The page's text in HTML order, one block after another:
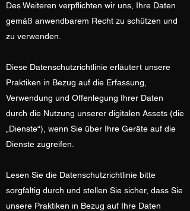
Des Weiteren verpflichten wir uns, Ihre Daten
gemäß anwendbarem Recht zu schützen und
zu verwenden.
Diese Datenschutzrichtlinie erläutert unsere
Praktiken in Bezug auf die Erfassung,
Verwendung und Offenlegung Ihrer Daten
durch die Nutzung unserer digitalen Assets (die
„Dienste“), wenn Sie über Ihre Geräte auf die
Dienste zugreifen.
Lesen Sie die Datenschutzrichtlinie bitte
sorgfältig durch und stellen Sie sicher, dass Sie
unsere Praktiken in Bezug auf Ihre Daten